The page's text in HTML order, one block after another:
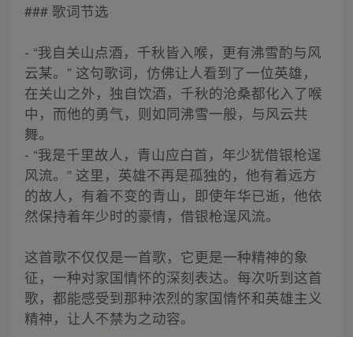
### 歌词节选
- “我自关山点酒，千秋皆入喉，更有沸雪酌与风
云某。” 这句歌词，仿佛让人看到了一位英雄，
在关山之外，独自饮酒，千秋的沧桑都化入了喉
中，而他的勇气，则如同沸雪一般，与风云共
舞。
- “我是千里故人，青山应白首，年少犹借银枪逞
风流。” 这里，英雄不再是孤独的，他有着远方
的故人，有着不变的青山，即使年华已逝，他依
然保持着年少时的豪情，借银枪逞风流。
这首歌不仅仅是一首歌，它更是一种精神的象
征，一种对家国情怀的深刻表达。每次听到这首
歌，都能感受到那种浓烈的家国情怀和英雄主义
精神，让人不禁为之动容。